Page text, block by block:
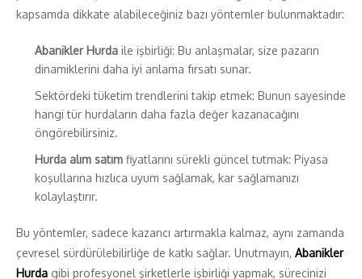
kapsamda dikkate alabileceğiniz bazı yöntemler bulunmaktadır:
Abanikler Hurda ile işbirliği: Bu anlaşmalar, size pazarın
dinamiklerini daha iyi anlama fırsatı sunar.
Sektördeki tüketim trendlerini takip etmek: Bunun sayesinde
hangi tür hurdaların daha fazla değer kazanacağını
öngörebilirsiniz.
Hurda alım satım fiyatlarını sürekli güncel tutmak: Piyasa
koşullarına hızlıca uyum sağlamak, kar sağlamanızı
kolaylaştırır.
Bu yöntemler, sadece kazancı artırmakla kalmaz, aynı zamanda
çevresel sürdürülebilirliğe de katkı sağlar. Unutmayın, Abanikler
Hurda gibi profesyonel şirketlerle işbirliği yapmak, sürecinizi